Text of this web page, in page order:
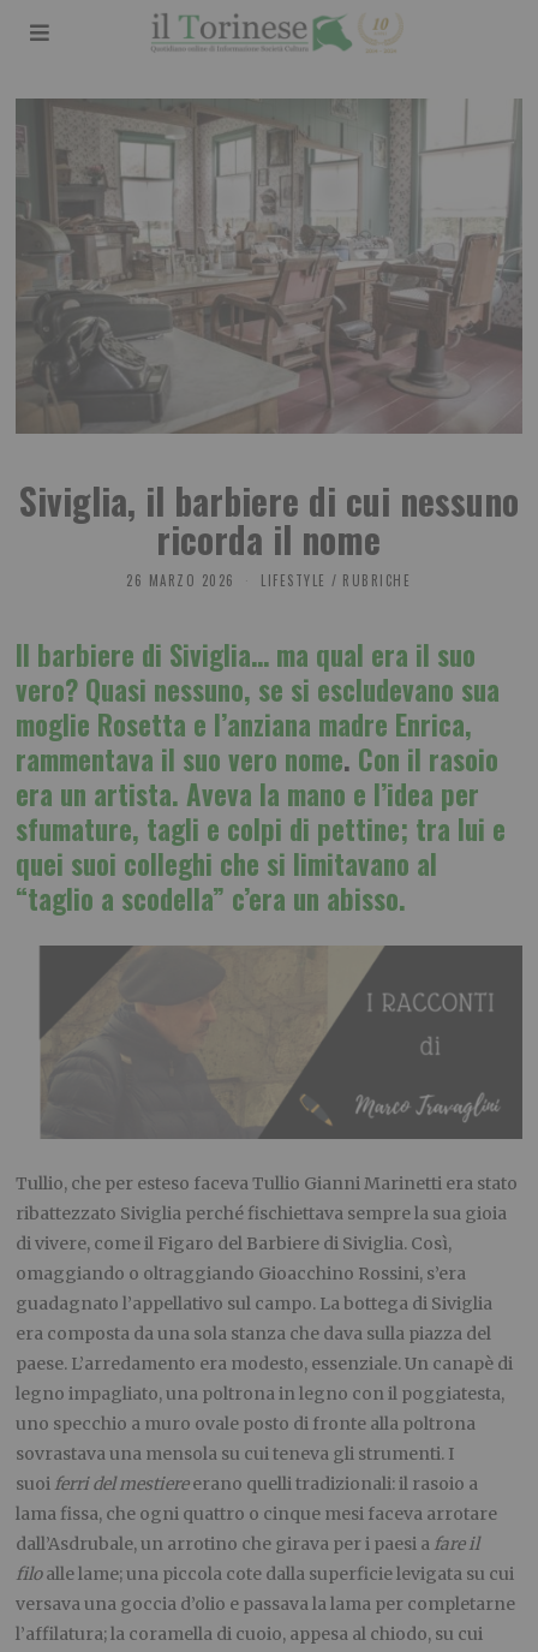
Siviglia, il barbiere di cui nessuno
ricorda il nome
26 MARZO 2026 LIFESTYLE / RUBRICHE
Il barbiere di Siviglia… ma qual era il suo
vero? Quasi nessuno, se si escludevano sua
moglie Rosetta e l’anziana madre Enrica,
rammentava il suo vero nome. Con il rasoio
era un artista. Aveva la mano e l’idea per
sfumature, tagli e colpi di pettine; tra lui e
quei suoi colleghi che si limitavano al
“taglio a scodella” c’era un abisso.
Tullio, che per esteso faceva Tullio Gianni Marinetti era stato
ribattezzato Siviglia perché fischiettava sempre la sua gioia
di vivere, come il Figaro del Barbiere di Siviglia. Così,
omaggiando o oltraggiando Gioacchino Rossini, s’era
guadagnato l’appellativo sul campo. La bottega di Siviglia
era composta da una sola stanza che dava sulla piazza del
paese. L’arredamento era modesto, essenziale. Un canapè di
legno impagliato, una poltrona in legno con il poggiatesta,
uno specchio a muro ovale posto di fronte alla poltrona
sovrastava una mensola su cui teneva gli strumenti. I
suoi ferri del mestiereerano quelli tradizionali: il rasoio a
lama fissa, che ogni quattro o cinque mesi faceva arrotare
dall’Asdrubale, un arrotino che girava per i paesi a fare il
filoalle lame; una piccola cote dalla superficie levigata su cui
versava una goccia d’olio e passava la lama per completarne
l’affilatura; la coramella di cuoio, appesa al chiodo, su cui